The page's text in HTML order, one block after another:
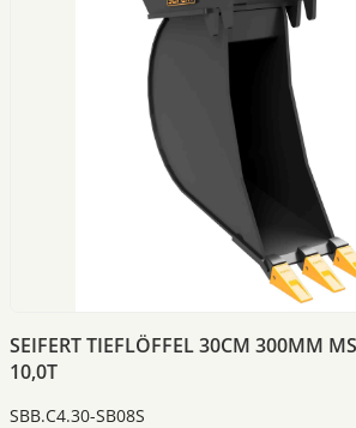
SEIFERT TIEFLÖFFEL 30CM 300MM
10,0T
SBB.C4.30-SB08S